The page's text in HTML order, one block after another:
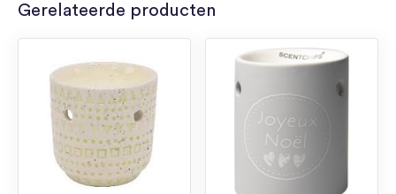
Gerelateerde producten